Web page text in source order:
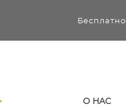
О НАС